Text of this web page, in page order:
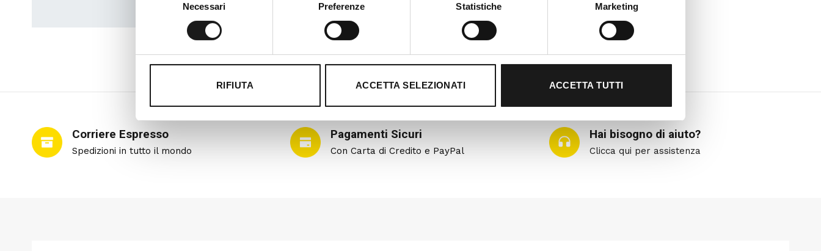
Necessari Preferenze Statistiche Marketing
RIFIUTA ACCETTA SELEZIONATI ACCETTA TUTTI
Corriere Espresso
Spedizioni in tutto il mondo
Pagamenti Sicuri
Con Carta di Credito e PayPal
Hai bisogno di aiuto?
Clicca qui per assistenza